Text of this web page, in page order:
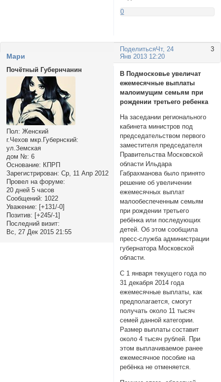
0
Поделиться 3
Чт, 24
Янв 2013 12:20
Мари
Почётный Губернчанин
Пол: Женский
г.Чехов мкр.Губернский:
ул.Земская
дом №: 6
Основание: КПРП
Зарегистрирован: Ср, 11 Апр 2012
Провел на форуме:
20 дней 5 часов
Сообщений: 1022
Уважение: [+131/-0]
Позитив: [+245/-1]
Последний визит:
Вс, 27 Дек 2015 21:55
В Подмосковье увеличат
ежемесячные выплаты
малоимущим семьям при
рождении третьего ребенка
На заседании регионального
кабинета министров под
председательством первого
заместителя председателя
Правительства Московской
области Ильдара
Габрахманова было принято
решение об увеличении
ежемесячных выплат
малообеспеченным семьям
при рождении третьего
ребёнка или последующих
детей. Об этом сообщила
пресс-служба администрации
губернатора Московской
области.
С 1 января текущего года по
31 декабря 2014 года
ежемесячные выплаты, как
предполагается, смогут
получать около 11 тысяч
семей данной категории.
Размер выплаты составит
около 4 тысяч рублей. При
этом выплачиваемое ранее
ежемесячное пособие на
ребёнка не отменяется.